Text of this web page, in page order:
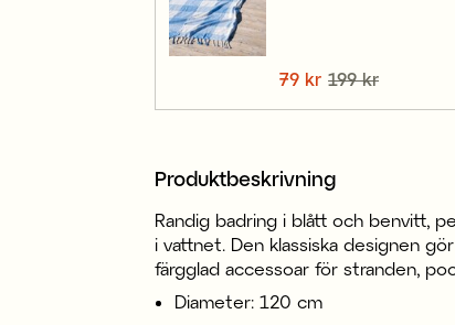
Nuvarande pris
79 kr 199 kr
Produktbeskrivning
Randig badring i blått och benvitt,
i vattnet. Den klassiska designen
färgglad accessoar för stranden,
Diameter: 120 cm